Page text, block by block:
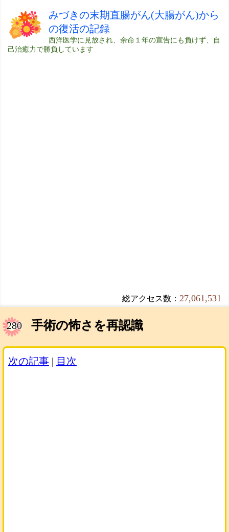
みづきの末期直腸がん(大腸がん)から
の復活の記録
西洋医学に見放され、余命１年の宣告にも負けず、自
己治癒力で勝負しています
総アクセス数： 27,061,531
280 手術の怖さを再認識
次の記事 | 目次